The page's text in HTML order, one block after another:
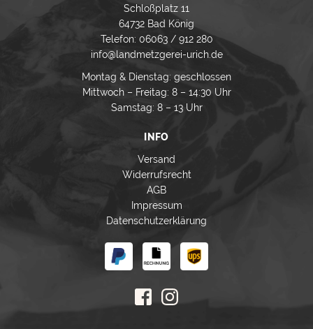
Schloßplatz 11
64732 Bad König
Telefon: 06063 / 912 280
info@landmetzgerei-urich.de
Montag & Dienstag: geschlossen
Mittwoch – Freitag: 8 – 14:30 Uhr
Samstag: 8 – 13 Uhr
INFO
Versand
Widerrufsrecht
AGB
Impressum
Datenschutzerklärung